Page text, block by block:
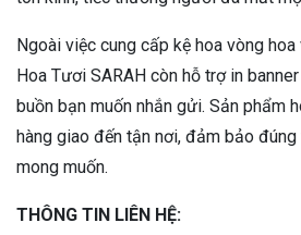
Ngoài việc cung cấp kệ hoa vòng
Hoa Tươi SARAH còn hỗ trợ in
buồn bạn muốn nhắn gửi. Sản phẩm
hàng giao đến tận nơi, đảm bảo
mong muốn.
THÔNG TIN LIÊN HỆ: